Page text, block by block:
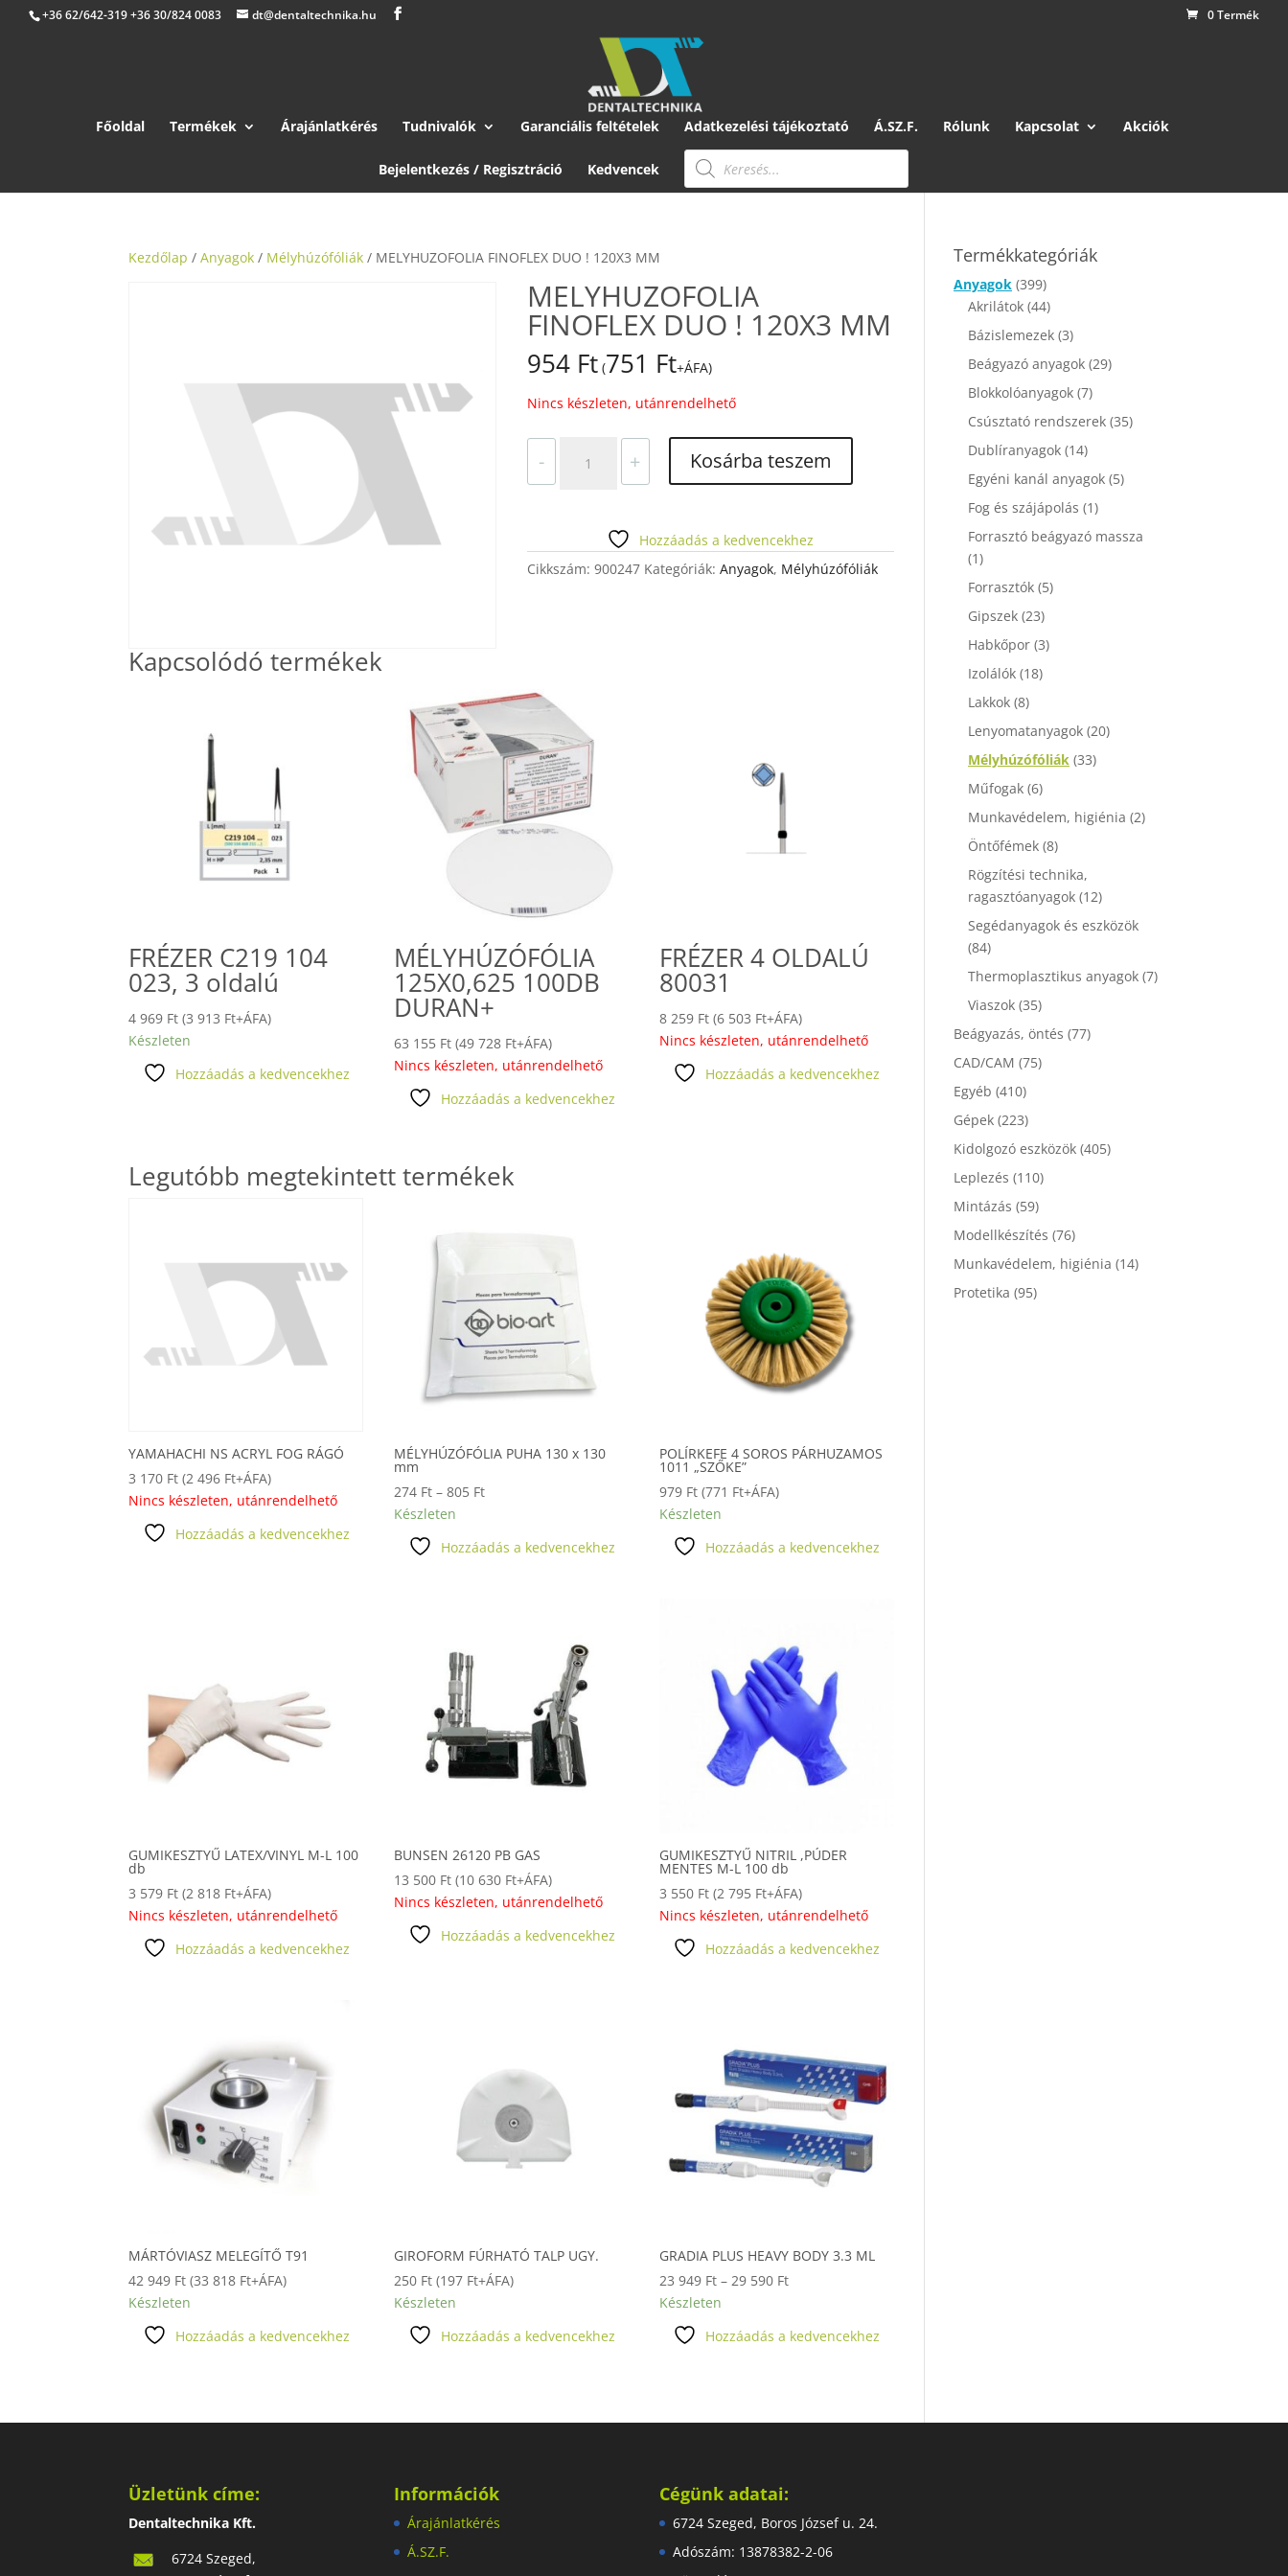
+36 62/642-319 +36 30/824 0083 dt@dentaltechnika.hu 0 Termék
Főoldal Termékek Árajánlatkérés Tudnivalók Garanciális feltételek Adatkezelési tájékoztató Á.SZ.F. Rólunk Kapcsolat Akciók
Bejelentkezés / Regisztráció Kedvencek
Products
search
Kezdőlap /Anyagok / Mélyhúzófóliák / MELYHUZOFOLIA FINOFLEX DUO ! 120X3 MM
MELYHUZOFOLIA
FINOFLEX DUO ! 120X3 MM
954 Ft (751 Ft+ÁFA)
Nincs készleten, utánrendelhető
-
FINOFLEX
MM
mennyiség
+ Kosárba teszem
Hozzáadás a kedvencekhez
Cikkszám: 900247 Kategóriák: Anyagok, Mélyhúzófóliák
Kapcsolódó termékek
FRÉZER C219 104
023, 3 oldalú
4 969 Ft (3 913 Ft+ÁFA)
Készleten
Hozzáadás a kedvencekhez
MÉLYHÚZÓFÓLIA
125X0,625 100DB
DURAN+
63 155 Ft (49 728 Ft+ÁFA)
Nincs készleten, utánrendelhető
Hozzáadás a kedvencekhez
FRÉZER 4 OLDALÚ
80031
8 259 Ft (6 503 Ft+ÁFA)
Nincs készleten, utánrendelhető
Hozzáadás a kedvencekhez
Legutóbb megtekintett termékek
YAMAHACHI NS ACRYL FOG RÁGÓ
3 170 Ft (2 496 Ft+ÁFA)
Nincs készleten, utánrendelhető
Hozzáadás a kedvencekhez
MÉLYHÚZÓFÓLIA PUHA 130 x 130
mm
274 Ft – 805 FtÁrtartomány:
805 Ft
Készleten
Hozzáadás a kedvencekhez
POLÍRKEFE 4 SOROS PÁRHUZAMOS
1011 „SZŐKE”
979 Ft (771 Ft+ÁFA)
Készleten
Hozzáadás a kedvencekhez
GUMIKESZTYŰ LATEX/VINYL M-L 100
db
3 579 Ft (2 818 Ft+ÁFA)
Nincs készleten, utánrendelhető
Hozzáadás a kedvencekhez
BUNSEN 26120 PB GAS
13 500 Ft (10 630 Ft+ÁFA)
Nincs készleten, utánrendelhető
Hozzáadás a kedvencekhez
GUMIKESZTYŰ NITRIL ,PÚDER
MENTES M-L 100 db
3 550 Ft (2 795 Ft+ÁFA)
Nincs készleten, utánrendelhető
Hozzáadás a kedvencekhez
MÁRTÓVIASZ MELEGÍTŐ T91
42 949 Ft (33 818 Ft+ÁFA)
Készleten
Hozzáadás a kedvencekhez
GIROFORM FÚRHATÓ TALP UGY.
250 Ft (197 Ft+ÁFA)
Készleten
Hozzáadás a kedvencekhez
GRADIA PLUS HEAVY BODY 3.3 ML
23 949 Ft – 29 590 FtÁrtartomány:
-
Készleten
Hozzáadás a kedvencekhez
Termékkategóriák
Anyagok (399)
Akrilátok (44)
Bázislemezek (3)
Beágyazó anyagok (29)
Blokkolóanyagok (7)
Csúsztató rendszerek (35)
Dublíranyagok (14)
Egyéni kanál anyagok (5)
Fog és szájápolás (1)
Forrasztó beágyazó massza
(1)
Forrasztók (5)
Gipszek (23)
Habkőpor (3)
Izolálók (18)
Lakkok (8)
Lenyomatanyagok (20)
Mélyhúzófóliák (33)
Műfogak (6)
Munkavédelem, higiénia (2)
Öntőfémek (8)
Rögzítési technika,
ragasztóanyagok (12)
Segédanyagok és eszközök
(84)
Thermoplasztikus anyagok (7)
Viaszok (35)
Beágyazás, öntés (77)
CAD/CAM (75)
Egyéb (410)
Gépek (223)
Kidolgozó eszközök (405)
Leplezés (110)
Mintázás (59)
Modellkészítés (76)
Munkavédelem, higiénia (14)
Protetika (95)
Üzletünk címe:
Dentaltechnika Kft.
6724 Szeged,
Információk
Árajánlatkérés
Á.SZ.F.
Cégünk adatai:
6724 Szeged, Boros József u. 24.
Adószám: 13878382-2-06